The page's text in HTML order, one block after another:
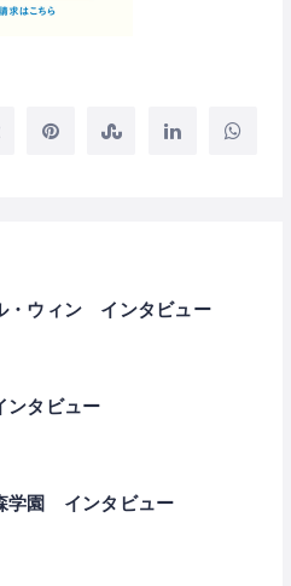
・ウィン インタビュー
タビュー
学園 インタビュー